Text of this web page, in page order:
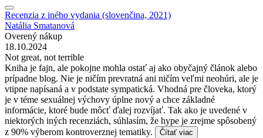
Recenzia z iného vydania (slovenčina, 2021)
Natália Smatanová
Overený nákup
18.10.2024
Not great, not terrible
Kniha je fajn, ale pokojne mohla ostať aj ako obyčajný článok alebo
prípadne blog. Nie je ničím prevratná ani ničím veľmi neohúri, ale je
vtipne napísaná a v podstate sympatická. Vhodná pre človeka, ktorý
je v téme sexuálnej výchovy úplne nový a chce základné
informácie, ktoré bude môcť ďalej rozvíjať. Tak ako je uvedené v
niektorých iných recenziách, súhlasím, že hype je zrejme spôsobený
z 90% výberom kontroverznej tematiky.
Čítať viac